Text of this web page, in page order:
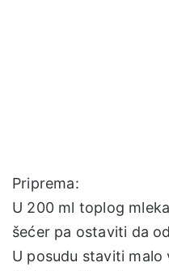
Priprema:
U 200 ml toplog
šećer pa ostaviti da
U posudu staviti malo